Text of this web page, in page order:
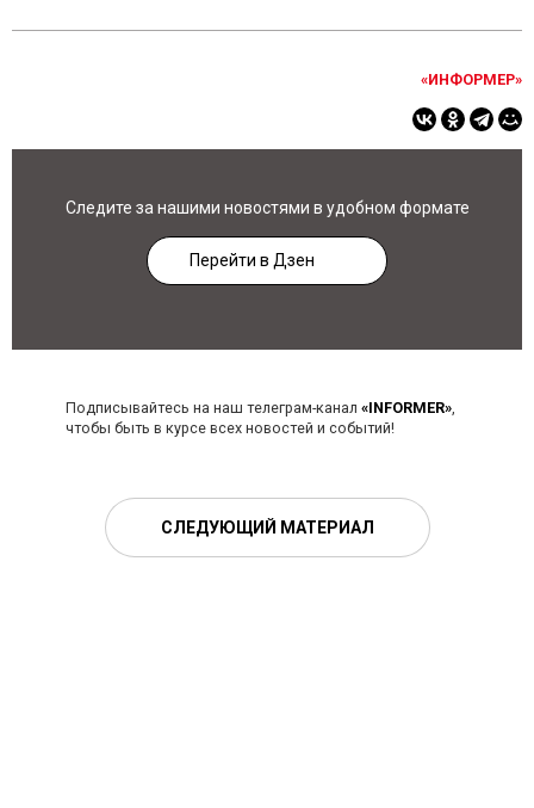
«ИНФОРМЕР»
Следите за нашими новостями в удобном формате
Перейти в Дзен
Подписывайтесь на наш телеграм-канал «INFORMER»
чтобы быть в курсе всех новостей и событий!
СЛЕДУЮЩИЙ МАТЕРИАЛ